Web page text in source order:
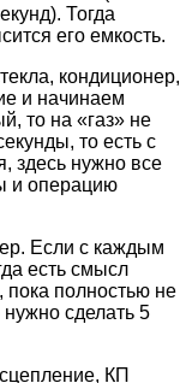
Тогда
его емкость.
кондиционер,
и начинаем
то на «газ» не
то есть с
здесь нужно все
и операцию
Если с каждым
есть смысл
пока полностью не
сделать 5
КП